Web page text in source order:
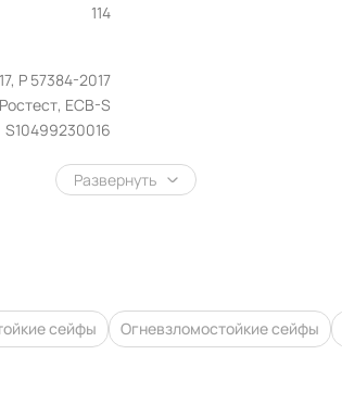
114
Р 57384-2017
Ростест, ECB-S
S10499230016
Развернуть
сейфы Огневзломостойкие сейфы